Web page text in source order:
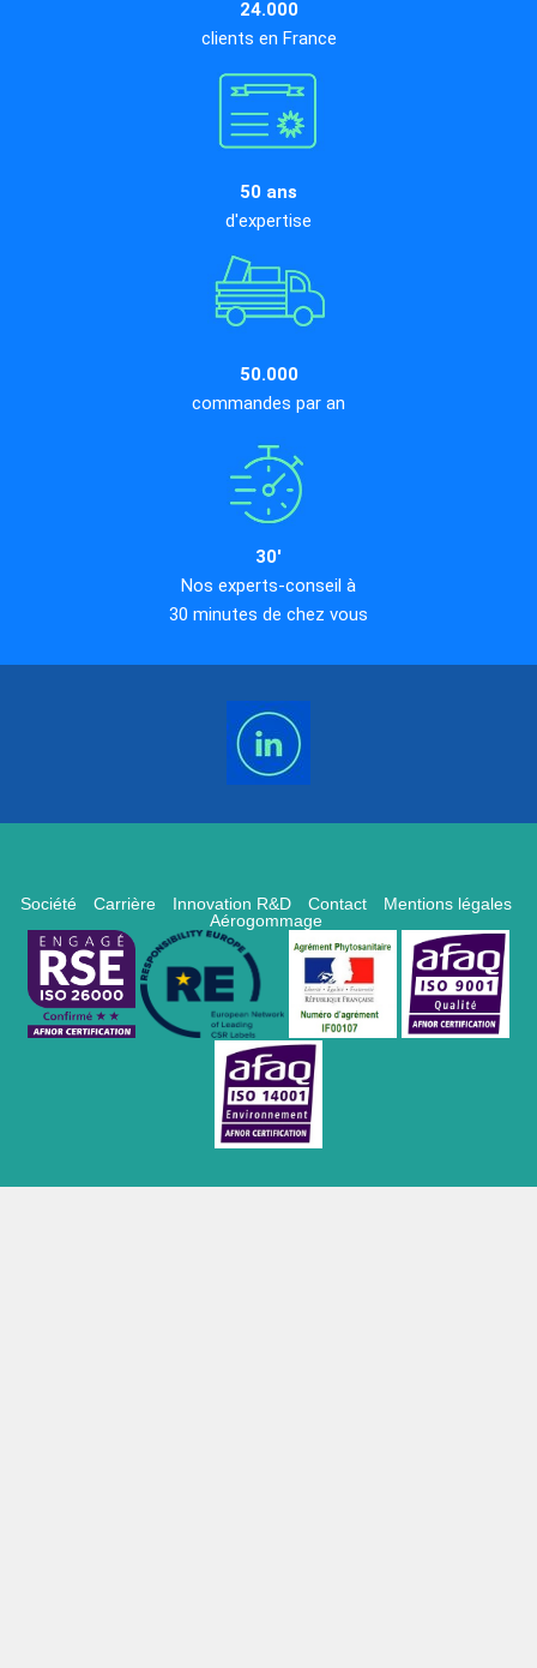
24.000
clients en France
50 ans
d'expertise
50.000
commandes par an
30'
Nos experts-conseil à
30 minutes de chez vous
Société Carrière Innovation R&D Contact
Mentions légales
Aérogommage